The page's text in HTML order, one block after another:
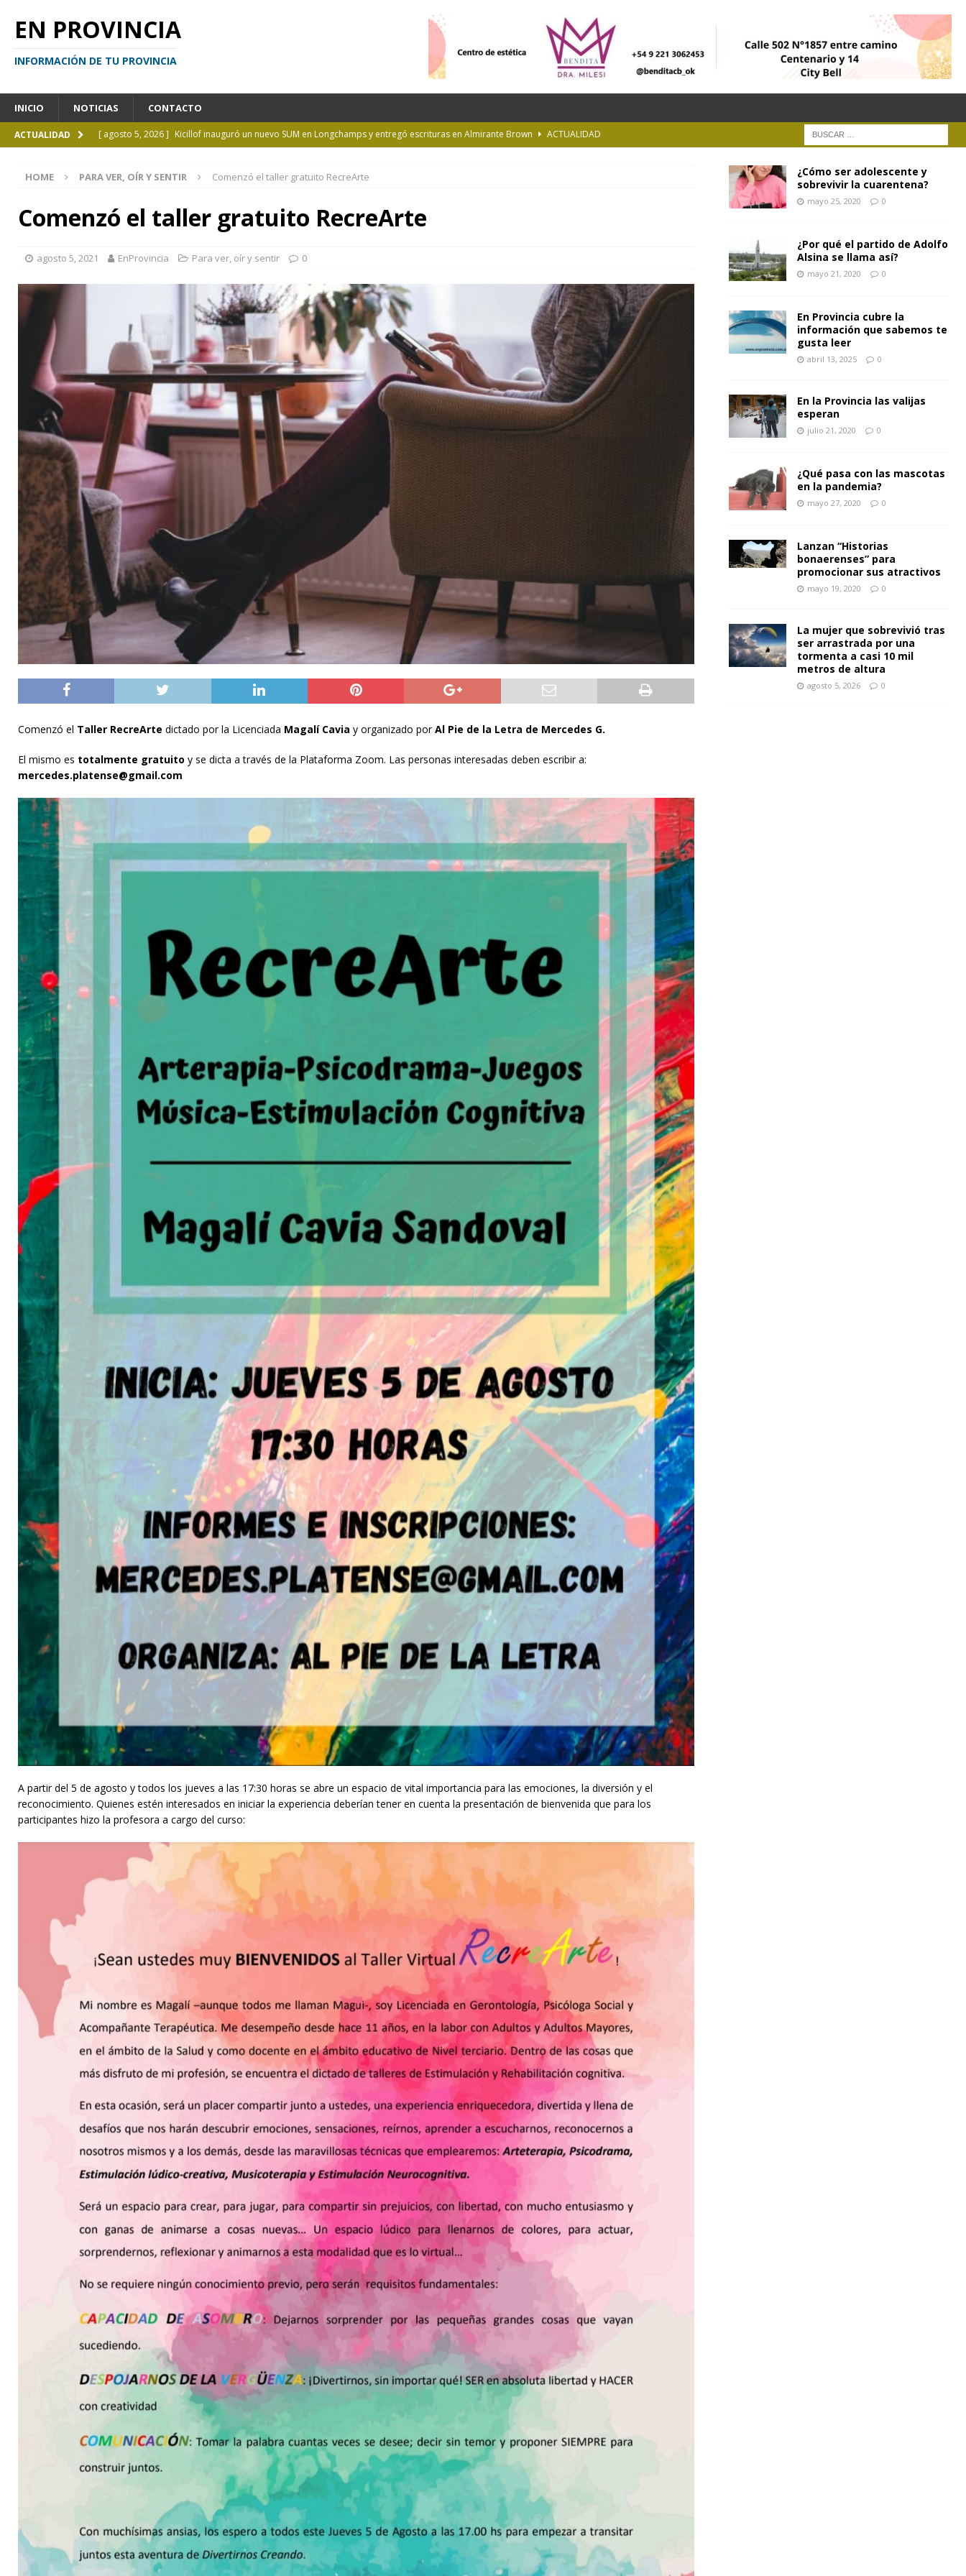
EN PROVINCIA
INFORMACIÓN DE TU PROVINCIA
INICIO NOTICIAS CONTACTO
ACTUALIDAD [ agosto 5, 2026 ] Kicillof inauguró un nuevo SUM en Longchamps y entregó escrituras en Almirante Brown
ACTUALIDAD
[ agosto 4, 2026 ] La UCALP abre la inscripción para la Diplomatura en Trasplante y Ablación de Órganos y Tejidos
GENERAL
Personas perdidas en la Provincia de Buenos Aires
[ agosto 5, 2026 ]
La mujer que sobrevivió tras ser arrastrada por una tormenta a casi 10 mil metros de altura
HOME PARA VER, OÍR Y SENTIR Comenzó el taller gratuito RecreArte
Comenzó el taller gratuito RecreArte
agosto 5, 2021 EnProvincia Para ver, oír y sentir 0
Comenzó el Taller RecreArte dictado por la Licenciada Magalí Cavia y organizado porAl Pie de la Letra de Mercedes G.
El mismo es totalmente gratuito y se dicta a través de la Plataforma Zoom. Las personas interesadas deben escribir a:
mercedes.platense@gmail.com
A partir del 5 de agosto y todos los jueves a las 17:30 horas se abre un espacio de vital importancia para las emociones, la diversión y el
reconocimiento. Quienes estén interesados en iniciar la experiencia deberían tener en cuenta la presentación de bienvenida que para los
participantes hizo la profesora a cargo del curso:
¿Cómo ser adolescente y
sobrevivir la cuarentena?
mayo 25, 2020 0
¿Por qué el partido de Adolfo
Alsina se llama así?
mayo 21, 2020 0
En Provincia cubre la
información que sabemos te
gusta leer
abril 13, 2025 0
En la Provincia las valijas
esperan
julio 21, 2020 0
¿Qué pasa con las mascotas
en la pandemia?
mayo 27, 2020 0
Lanzan “Historias
bonaerenses” para
promocionar sus atractivos
mayo 19, 2020 0
La mujer que sobrevivió tras
ser arrastrada por una
tormenta a casi 10 mil
metros de altura
agosto 5, 2026 0